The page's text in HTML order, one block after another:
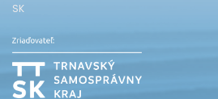
SK